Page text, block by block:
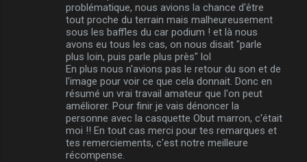
problématique, nous avions la chance d'être
tout proche du terrain mais malheureusement
sous les baffles du car podium ! et là nous
avons eu tous les cas, on nous disait "parle
plus loin, puis parle plus près" lol
En plus nous n'avions pas le retour du son et de
l'image pour voir ce que cela donnait. Donc en
résumé un vrai travail amateur que l'on peut
améliorer. Pour finir je vais dénoncer la
personne avec la casquette Obut marron, c'était
moi !! En tout cas merci pour tes remarques et
tes remerciements, c'est notre meilleure
récompense.